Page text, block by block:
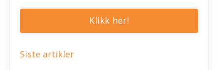
Klikk her!
Siste artikler